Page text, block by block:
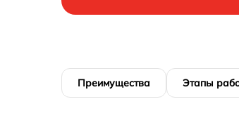
Преимущества Этапы